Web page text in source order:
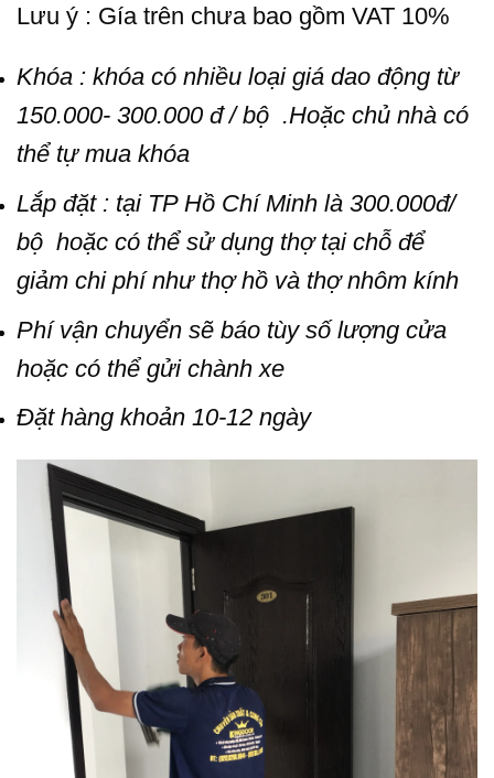
Lưu ý : Gía trên chưa bao gồm VAT 10%
Khóa : khóa có nhiều loại giá dao động từ
150.000- 300.000 đ / bộ .Hoặc chủ nhà có
thể tự mua khóa
Lắp đặt : tại TP Hồ Chí Minh là 300.000đ/
bộ hoặc có thể sử dụng thợ tại chỗ để
giảm chi phí như thợ hồ và thợ nhôm kính
Phí vận chuyển sẽ báo tùy số lượng cửa
hoặc có thể gửi chành xe
Đặt hàng khoản 10-12 ngày